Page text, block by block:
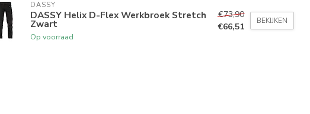
DASSY
DASSY Helix D-Flex Werkbroek Stretch
Zwart
Op voorraad
€73,90
€66,51
BEKIJKEN